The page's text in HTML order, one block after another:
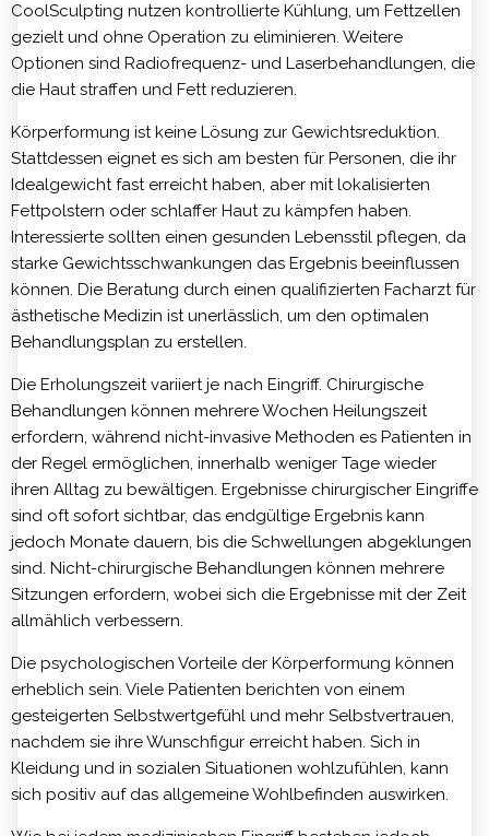
CoolSculpting nutzen kontrollierte Kühlung, um Fettzellen
gezielt und ohne Operation zu eliminieren. Weitere
Optionen sind Radiofrequenz- und Laserbehandlungen, die
die Haut straffen und Fett reduzieren.
Körperformung ist keine Lösung zur Gewichtsreduktion.
Stattdessen eignet es sich am besten für Personen, die ihr
Idealgewicht fast erreicht haben, aber mit lokalisierten
Fettpolstern oder schlaffer Haut zu kämpfen haben.
Interessierte sollten einen gesunden Lebensstil pflegen, da
starke Gewichtsschwankungen das Ergebnis beeinflussen
können. Die Beratung durch einen qualifizierten Facharzt für
ästhetische Medizin ist unerlässlich, um den optimalen
Behandlungsplan zu erstellen.
Die Erholungszeit variiert je nach Eingriff. Chirurgische
Behandlungen können mehrere Wochen Heilungszeit
erfordern, während nicht-invasive Methoden es Patienten in
der Regel ermöglichen, innerhalb weniger Tage wieder
ihren Alltag zu bewältigen. Ergebnisse chirurgischer Eingriffe
sind oft sofort sichtbar, das endgültige Ergebnis kann
jedoch Monate dauern, bis die Schwellungen abgeklungen
sind. Nicht-chirurgische Behandlungen können mehrere
Sitzungen erfordern, wobei sich die Ergebnisse mit der Zeit
allmählich verbessern.
Die psychologischen Vorteile der Körperformung können
erheblich sein. Viele Patienten berichten von einem
gesteigerten Selbstwertgefühl und mehr Selbstvertrauen,
nachdem sie ihre Wunschfigur erreicht haben. Sich in
Kleidung und in sozialen Situationen wohlzufühlen, kann
sich positiv auf das allgemeine Wohlbefinden auswirken.